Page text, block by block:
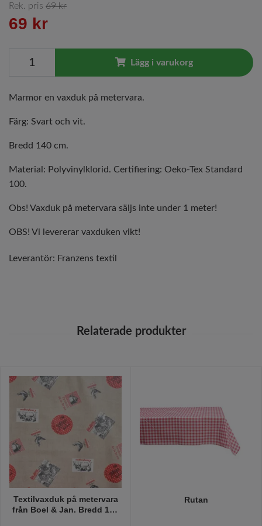
Rek. pris 69 kr
69 kr
Lägg i varukorg
Marmor en vaxduk på metervara.
Färg: Svart och vit.
Bredd 140 cm.
Material: Polyvinylklorid. Certifiering: Oeko-Tex Standard
100.
Obs! Vaxduk på metervara säljs inte under 1 meter!
OBS! Vi levererar vaxduken vikt!
Leverantör: Franzens textil
Textilvaxduk på metervara
från Boel & Jan. Bredd 160
Rutan